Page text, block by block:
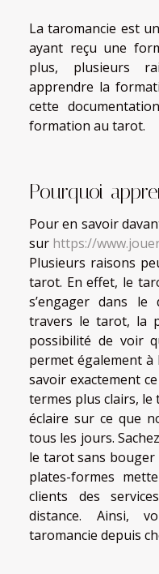
La taromancie est
ayant reçu une
plus, plusieurs
apprendre la
cette
formation au tarot.
Pourquoi
Pour en savoir
sur https://
Plusieurs raisons
tarot. En effet, le
s’engager dans le
travers le tarot, la
possibilité de voir
permet également
savoir exactement
termes plus clairs, le
éclaire sur ce que
tous les jours.
le tarot sans bouger
plates-formes
clients des
distance. Ainsi,
taromancie depuis